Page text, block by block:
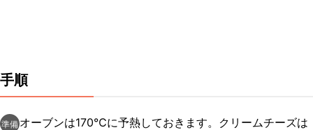
手順
準備 オーブンは170℃に予熱しておきます。クリームチーズは